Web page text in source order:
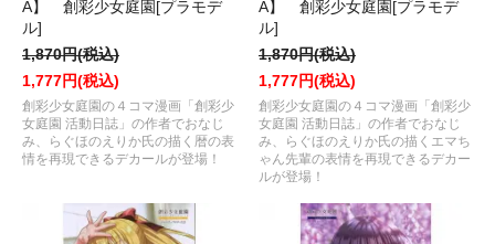
A】 創彩少女庭園[プラモデ
ル]
1,870円(税込)
1,777円(税込)
創彩少女庭園の４コマ漫画「創彩少
女庭園 活動日誌」の作者でおなじ
み、らぐほのえりか氏の描く暦の表
情を再現できるデカールが登場！
A】 創彩少女庭園[プラモデ
ル]
1,870円(税込)
1,777円(税込)
創彩少女庭園の４コマ漫画「創彩少
女庭園 活動日誌」の作者でおなじ
み、らぐほのえりか氏の描くエマち
ゃん先輩の表情を再現できるデカー
ルが登場！